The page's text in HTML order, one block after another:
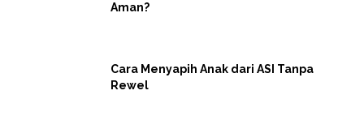
Aman?
Cara Menyapih Anak dari ASI Tanpa
Rewel